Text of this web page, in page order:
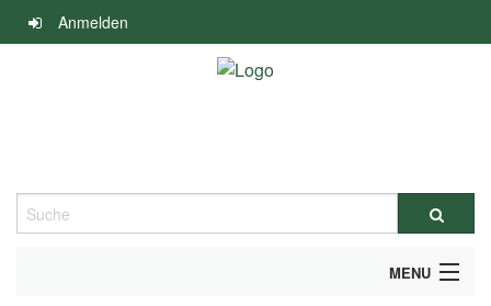
Navigation
überspringen
Anmelden
Suche
MENU